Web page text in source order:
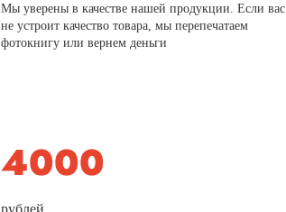
Мы уверены в качестве нашей продукции. Если вас
не устроит качество товара, мы перепечатаем
фотокнигу или вернем деньги
рублей